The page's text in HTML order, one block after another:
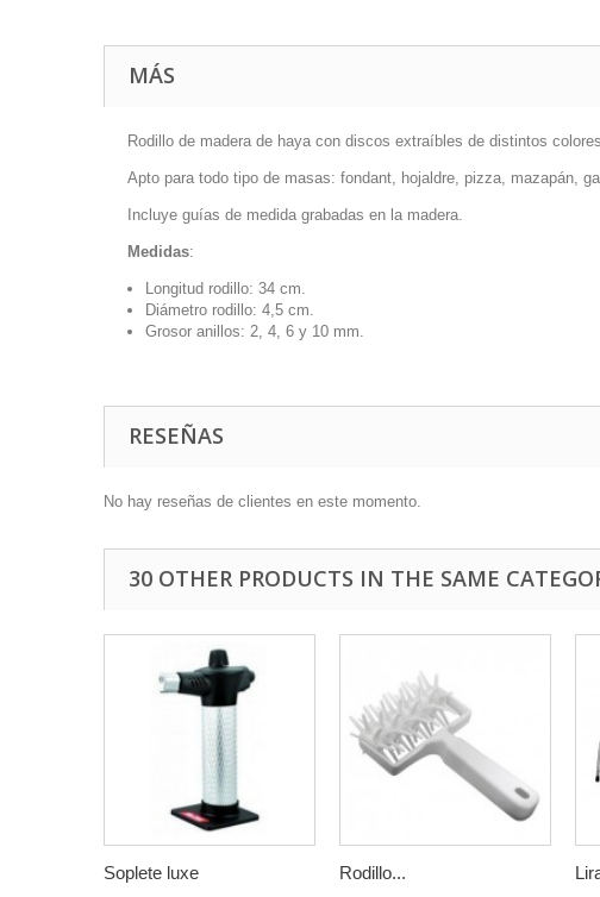
MÁS
Rodillo de madera de haya con discos extraíbles de distintos
Apto para todo tipo de masas: fondant, hojaldre, pizza, mazapán,
Incluye guías de medida grabadas en la madera.
Medidas:
Longitud rodillo: 34 cm.
Diámetro rodillo: 4,5 cm.
Grosor anillos: 2, 4, 6 y 10 mm.
RESEÑAS
No hay reseñas de clientes en este momento.
30 OTHER PRODUCTS IN THE SAME
Soplete luxe Rodillo...